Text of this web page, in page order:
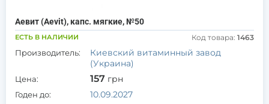
Аевит (Aevit), капс. мягкие, №50
ЕСТЬ В НАЛИЧИИ Код товара: 1463
Производитель:
Киевский витаминный завод
(Украина)
Цена: 157 грн
Годен до: 10.09.2027